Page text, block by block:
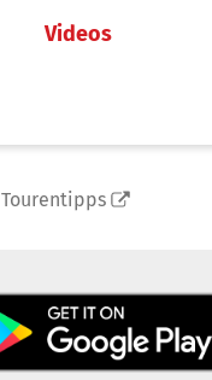
Videos
Tourentipps